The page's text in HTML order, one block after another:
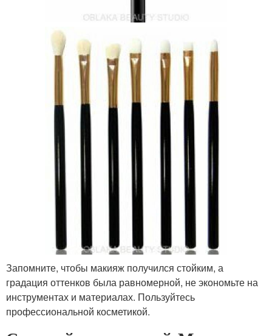
Запомните, чтобы макияж получился стойким, а
градация оттенков была равномерной, не экономьте на
инструментах и материалах. Пользуйтесь
профессиональной косметикой.